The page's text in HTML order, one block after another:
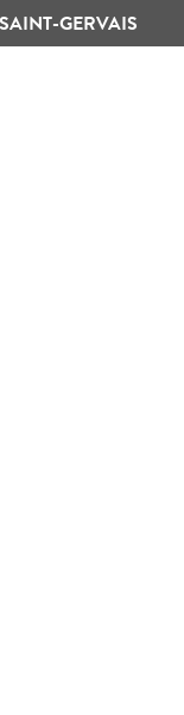
GERVAIS